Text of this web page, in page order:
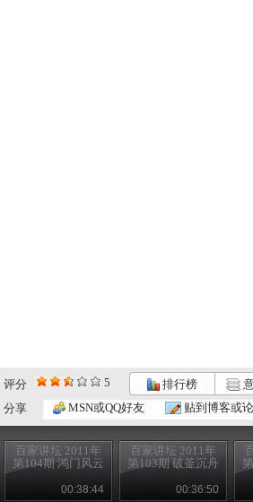
评分 5 排行榜
分享
MSN或QQ好友 贴到博客或
百家讲坛 2011年
第104期 鸿门风云
00:38:44
百家讲坛 2011年
第103期 破釜沉舟
00:36:50